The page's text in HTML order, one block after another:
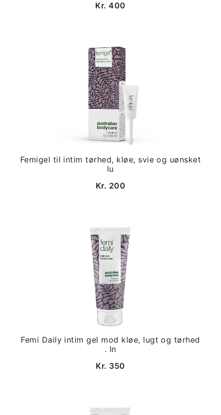
Kr. 400
Femigel til intim tørhed, kløe, svie og uønsket
lu
Kr. 200
Femi Daily intim gel mod kløe, lugt og tørhed
. In
Kr. 350